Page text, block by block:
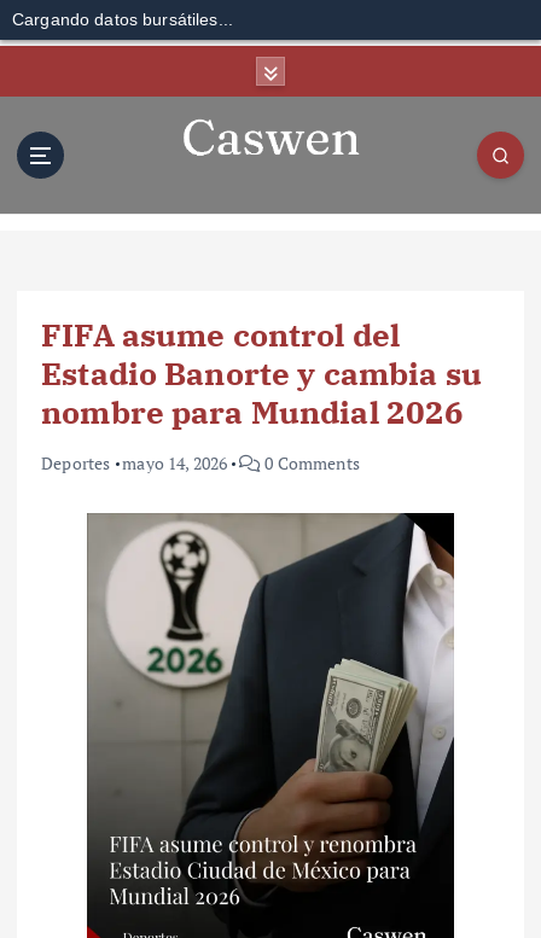
Cargando datos bursátiles...
FIFA asume control del
Estadio Banorte y cambia su
nombre para Mundial 2026
Deportes mayo 14, 2026 0 Comments